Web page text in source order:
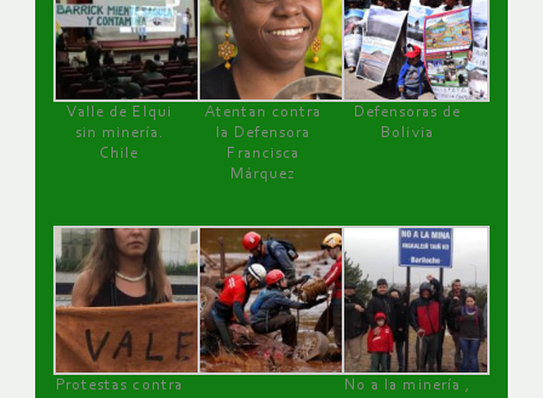
Valle de Elqui
sin minería.
Chile
Atentan contra
la Defensora
Francisca
Márquez
Defensoras de
Bolivia
Protestas contra
No a la minería ,